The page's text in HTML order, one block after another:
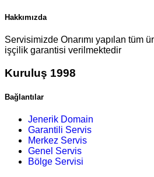
Hakkımızda
Servisimizde Onarımı yapılan tüm
işçilik garantisi verilmektedir
Kuruluş 1998
Bağlantılar
Jenerik Domain
Garantili Servis
Merkez Servis
Genel Servis
Bölge Servisi